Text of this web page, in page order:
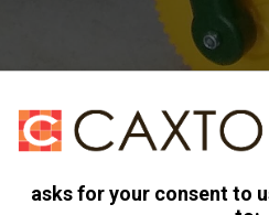
asks for your consent to